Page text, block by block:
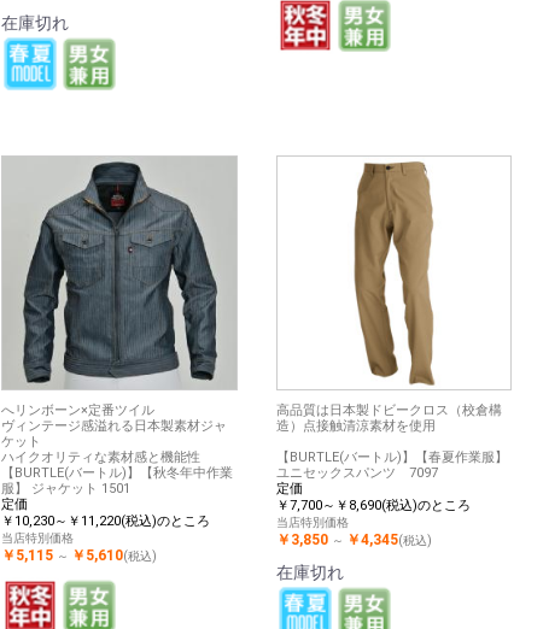
在庫切れ
へリンボーン×定番ツイル
ヴィンテージ感溢れる日本製素材ジャ
ケット
ハイクオリティな素材感と機能性
【BURTLE(バートル)】【秋冬年中作業
服】 ジャケット 1501
定価
￥10,230～￥11,220(税込)のところ
当店特別価格
￥5,115 ～ ￥5,610(税込)
高品質は日本製ドビークロス（校倉構
造）点接触清涼素材を使用
【BURTLE(バートル)】【春夏作業服】
ユニセックスパンツ 7097
定価
￥7,700～￥8,690(税込)のところ
当店特別価格
￥3,850 ～ ￥4,345(税込)
在庫切れ